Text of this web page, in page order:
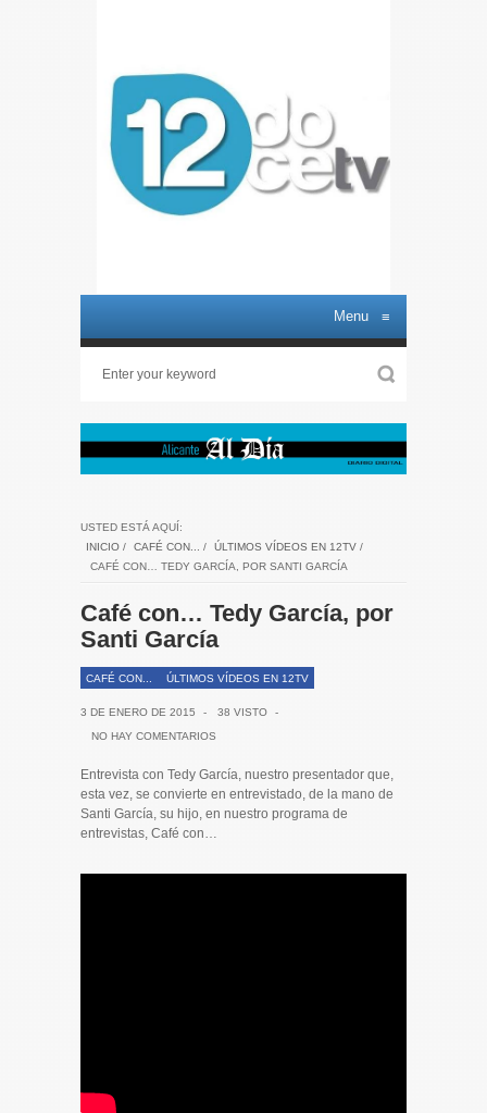
Menu ≡
USTED ESTÁ AQUÍ:
INICIO / CAFÉ CON... / ÚLTIMOS VÍDEOS EN 12TV /
CAFÉ CON… TEDY GARCÍA, POR SANTI GARCÍA
Café con… Tedy García, por
Santi García
CAFÉ CON... ÚLTIMOS VÍDEOS EN 12TV
3 DE ENERO DE 2015 - 38 VISTO
-
NO HAY COMENTARIOS
Entrevista con Tedy García, nuestro presentador que,
esta vez, se convierte en entrevistado, de la mano de
Santi García, su hijo, en nuestro programa de
entrevistas, Café con…